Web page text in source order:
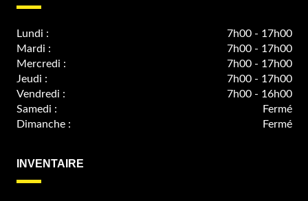
Lundi :
7h00 - 17h00
Mardi :
7h00 - 17h00
Mercredi :
7h00 - 17h00
Jeudi :
7h00 - 17h00
Vendredi :
7h00 - 16h00
Samedi :
Fermé
Dimanche :
Fermé
INVENTAIRE